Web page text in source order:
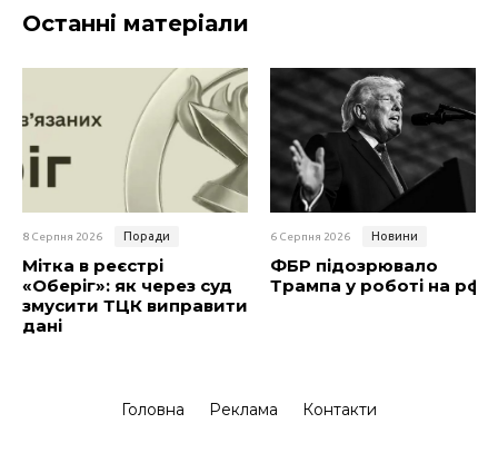
Останні матеріали
8 Серпня 2026 Поради
Мітка в реєстрі
«Оберіг»: як через суд
змусити ТЦК виправити
дані
6 Серпня 2026 Новини
ФБР підозрювало
Трампа у роботі на рф
Головна Реклама Контакти